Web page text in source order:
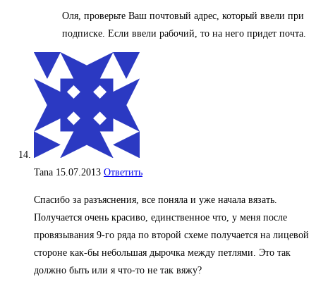
Оля, проверьте Ваш почтовый адрес, который ввели при
подписке. Если ввели рабочий, то на него придет почта.
Tana 15.07.2013 Ответить
Спасибо за разъяснения, все поняла и уже начала вязать.
Получается очень красиво, единственное что, у меня после
провязывания 9-го ряда по второй схеме получается на лицевой
стороне как-бы небольшая дырочка между петлями. Это так
должно быть или я что-то не так вяжу?